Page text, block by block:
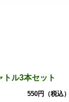
トル3本セット
550円（税込）